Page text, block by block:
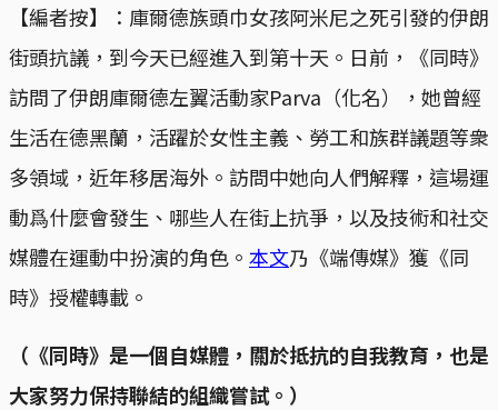
【編者按】：庫爾德族頭巾女孩阿米尼之死引發的伊朗
街頭抗議，到今天已經進入到第十天。日前，《同時》
訪問了伊朗庫爾德左翼活動家Parva（化名），她曾經
生活在德黑蘭，活躍於女性主義、勞工和族群議題等衆
多領域，近年移居海外。訪問中她向人們解釋，這場運
動爲什麼會發生、哪些人在街上抗爭，以及技術和社交
媒體在運動中扮演的角色。 本文乃《端傳媒》獲《同
時》授權轉載。
（《同時》是一個自媒體，關於抵抗的自我教育，也是
大家努力保持聯結的組織嘗試。）